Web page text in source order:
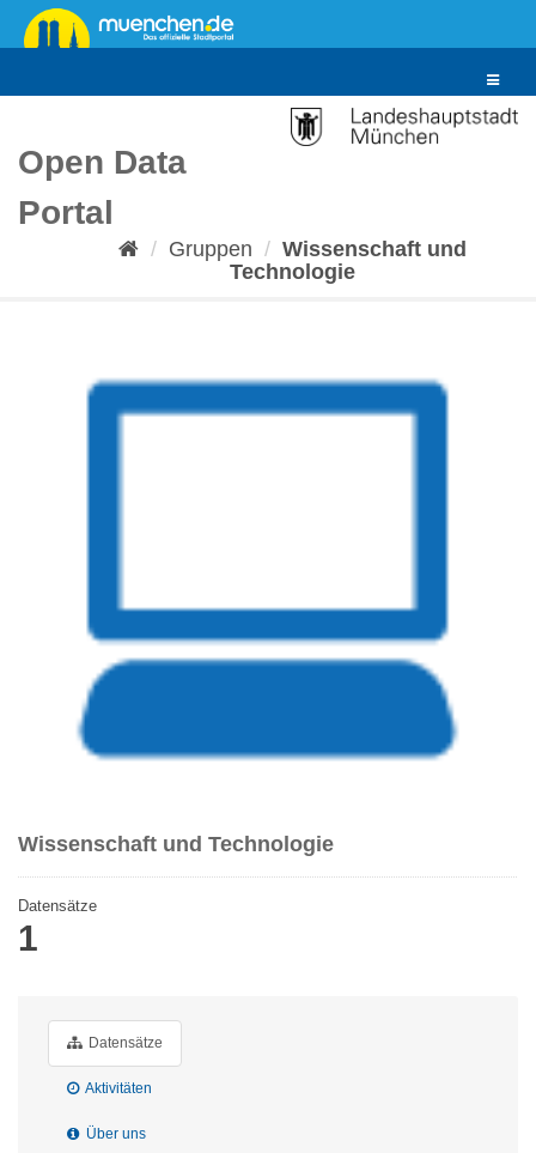
Überspringen
zum
Toggle
Open Data
Portal
Gruppen
Wissenschaft und
Technologie
Wissenschaft und Technologie
Datensätze
1
Datensätze
Aktivitäten
Über uns